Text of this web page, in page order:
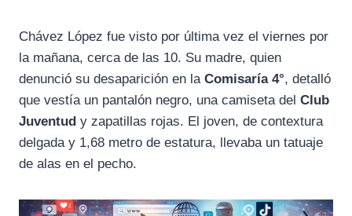
Chávez López fue visto por última vez el viernes por
la mañana, cerca de las 10. Su madre, quien
denunció su desaparición en la Comisaría 4°, detalló
que vestía un pantalón negro, una camiseta del Club
Juventud y zapatillas rojas. El joven, de contextura
delgada y 1,68 metro de estatura, llevaba un tatuaje
de alas en el pecho.